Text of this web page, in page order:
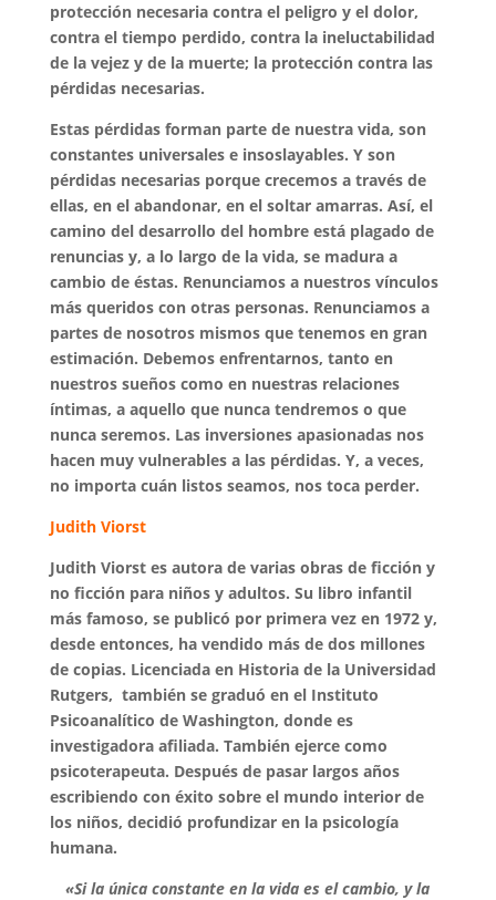
protección necesaria contra el peligro y el dolor,
contra el tiempo perdido, contra la ineluctabilidad
de la vejez y de la muerte; la protección contra las
pérdidas necesarias.
Estas pérdidas forman parte de nuestra vida, son
constantes universales e insoslayables. Y son
pérdidas necesarias porque crecemos a través de
ellas, en el abandonar, en el soltar amarras. Así, el
camino del desarrollo del hombre está plagado de
renuncias y, a lo largo de la vida, se madura a
cambio de éstas. Renunciamos a nuestros vínculos
más queridos con otras personas. Renunciamos a
partes de nosotros mismos que tenemos en gran
estimación. Debemos enfrentarnos, tanto en
nuestros sueños como en nuestras relaciones
íntimas, a aquello que nunca tendremos o que
nunca seremos. Las inversiones apasionadas nos
hacen muy vulnerables a las pérdidas. Y, a veces,
no importa cuán listos seamos, nos toca perder.
Judith Viorst
Judith Viorst es autora de varias obras de ficción y
no ficción para niños y adultos. Su libro infantil
más famoso, se publicó por primera vez en 1972 y,
desde entonces, ha vendido más de dos millones
de copias. Licenciada en Historia de la Universidad
Rutgers, también se graduó en el Instituto
Psicoanalítico de Washington, donde es
investigadora afiliada. También ejerce como
psicoterapeuta. Después de pasar largos años
escribiendo con éxito sobre el mundo interior de
los niños, decidió profundizar en la psicología
humana.
«Si la única constante en la vida es el cambio, y la